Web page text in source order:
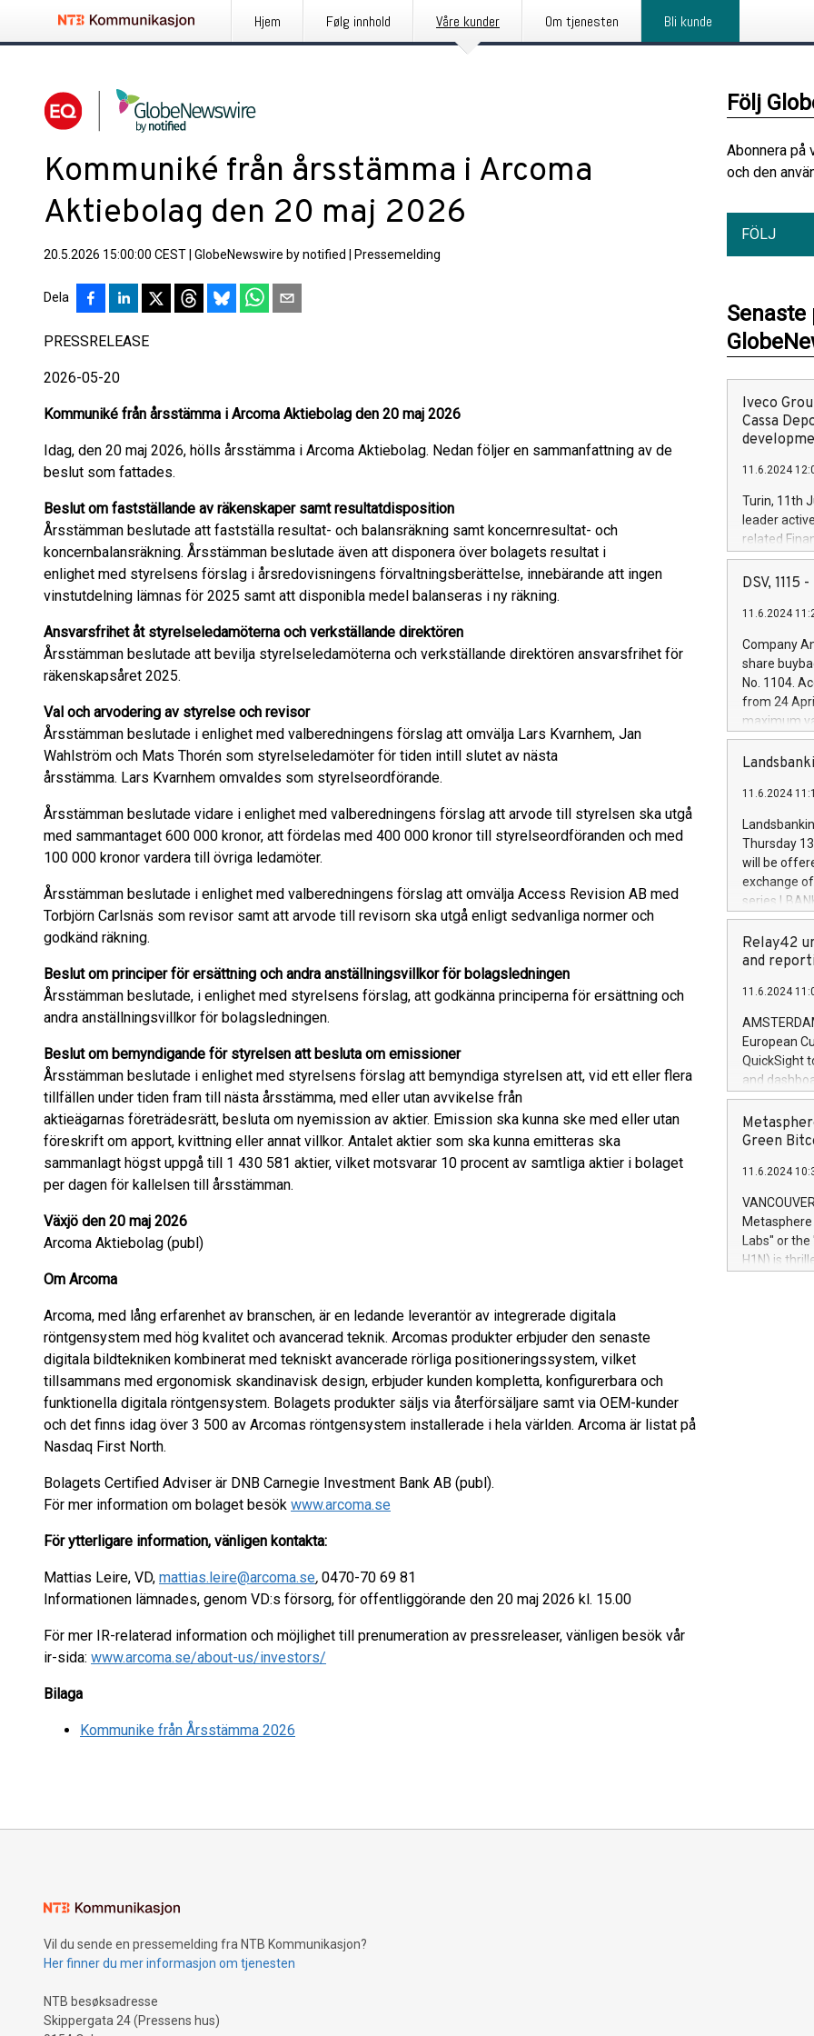
Hjem Følg innhold Våre kunder Om tjenesten Bli kunde
Kommuniké från årsstämma i Arcoma
Aktiebolag den 20 maj 2026
20.5.2026 15:00:00 CEST GlobeNewswire by notified Pressemelding
Dela
PRESSRELEASE
2026-05-20
Kommuniké från årsstämma i Arcoma Aktiebolag den 20 maj 2026
Idag, den 20 maj 2026, hölls årsstämma i Arcoma Aktiebolag. Nedan följer en sammanfattning av de
beslut som fattades.
Beslut om fastställande av räkenskaper samt resultatdisposition
Årsstämman beslutade att fastställa resultat- och balansräkning samt koncernresultat- och
koncernbalansräkning. Årsstämman beslutade även att disponera över bolagets resultat i
enlighet med styrelsens förslag i årsredovisningens förvaltningsberättelse, innebärande att ingen
vinstutdelning lämnas för 2025 samt att disponibla medel balanseras i ny räkning.
Ansvarsfrihet åt styrelseledamöterna och verkställande direktören
Årsstämman beslutade att bevilja styrelseledamöterna och verkställande direktören ansvarsfrihet för
räkenskapsåret 2025.
Val och arvodering av styrelse och revisor
Årsstämman beslutade i enlighet med valberedningens förslag att omvälja Lars Kvarnhem, Jan
Wahlström och Mats Thorén som styrelseledamöter för tiden intill slutet av nästa
årsstämma. Lars Kvarnhem omvaldes som styrelseordförande.
Årsstämman beslutade vidare i enlighet med valberedningens förslag att arvode till styrelsen ska utgå
med sammantaget 600 000 kronor, att fördelas med 400 000 kronor till styrelseordföranden och med
100 000 kronor vardera till övriga ledamöter.
Årsstämman beslutade i enlighet med valberedningens förslag att omvälja Access Revision AB med
Torbjörn Carlsnäs som revisor samt att arvode till revisorn ska utgå enligt sedvanliga normer och
godkänd räkning.
Beslut om principer för ersättning och andra anställningsvillkor för bolagsledningen
Årsstämman beslutade, i enlighet med styrelsens förslag, att godkänna principerna för ersättning och
andra anställningsvillkor för bolagsledningen.
Beslut om bemyndigande för styrelsen att besluta om emissioner
Årsstämman beslutade i enlighet med styrelsens förslag att bemyndiga styrelsen att, vid ett eller flera
tillfällen under tiden fram till nästa årsstämma, med eller utan avvikelse från
aktieägarnas företrädesrätt, besluta om nyemission av aktier. Emission ska kunna ske med eller utan
föreskrift om apport, kvittning eller annat villkor. Antalet aktier som ska kunna emitteras ska
sammanlagt högst uppgå till 1 430 581 aktier, vilket motsvarar 10 procent av samtliga aktier i bolaget
per dagen för kallelsen till årsstämman.
Växjö den 20 maj 2026
Arcoma Aktiebolag (publ)
Om Arcoma
Arcoma, med lång erfarenhet av branschen, är en ledande leverantör av integrerade digitala
röntgensystem med hög kvalitet och avancerad teknik. Arcomas produkter erbjuder den senaste
digitala bildtekniken kombinerat med tekniskt avancerade rörliga positioneringssystem, vilket
tillsammans med ergonomisk skandinavisk design, erbjuder kunden kompletta, konfigurerbara och
funktionella digitala röntgensystem. Bolagets produkter säljs via återförsäljare samt via OEM-kunder
och det finns idag över 3 500 av Arcomas röntgensystem installerade i hela världen. Arcoma är listat på
Nasdaq First North.
Bolagets Certified Adviser är DNB Carnegie Investment Bank AB (publ).
För mer information om bolaget besök www.arcoma.se
För ytterligare information, vänligen kontakta:
Mattias Leire, VD, mattias.leire@arcoma.se, 0470-70 69 81
Informationen lämnades, genom VD:s försorg, för offentliggörande den 20 maj 2026 kl. 15.00
För mer IR-relaterad information och möjlighet till prenumeration av pressreleaser, vänligen besök vår
ir-sida: www.arcoma.se/about-us/investors/
Bilaga
Kommunike från Årsstämma 2026
Följ
Abonnera på
och den
FÖLJ
Iveco
Cassa
11.6.2024
Turin, 11th
leader
related
facility of
creation of
Iveco
increasing
financed
be made by
(EXM: IVG)
brands are
DSV, 1115
11.6.2024
Company
share
No. 1104.
from 24
maximum
shares,
European
the rules on
the
to as the
days 1-
11.6.2024
Thursday
will be
exchange
series
covered
price of the
20 June
Markets will
+354 410
Relay42
and
11.6.2024
European
QuickSight
and
customer
to dive
the
module, in
module
Relay42
their data
customers
Marketers
Green
11.6.2024
Labs" or the
H1N) is
Vil du sende en pressemelding fra NTB Kommunikasjon?
Her finner du mer informasjon om tjenesten
NTB besøksadresse
Skippergata 24 (Pressens hus)